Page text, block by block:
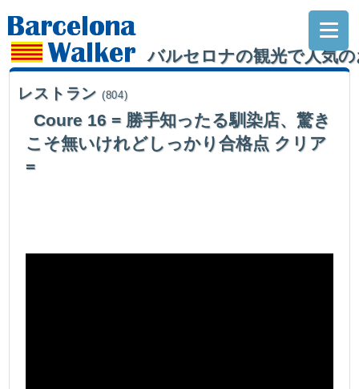
バルセロナの観光で人気
レストラン (804)
Coure 16 = 勝手知ったる馴染店、驚き
こそ無いけれどしっかり合格点 クリア
=